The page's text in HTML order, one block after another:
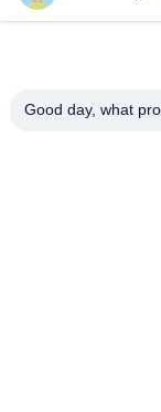
Iscriviti alla nostra
Good day, what